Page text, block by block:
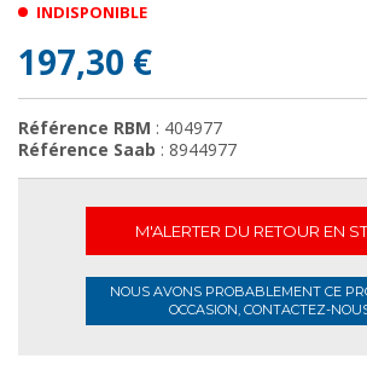
INDISPONIBLE
197,30 €
Référence RBM : 404977
Référence Saab : 8944977
M'ALERTER DU RETOUR EN
NOUS AVONS PROBABLEMENT CE
OCCASION, CONTACTEZ-